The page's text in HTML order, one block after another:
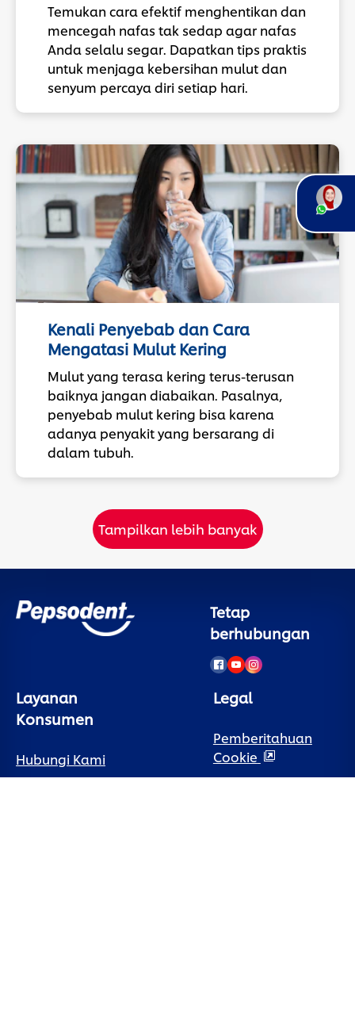
Temukan cara efektif menghentikan dan
mencegah nafas tak sedap agar nafas
Anda selalu segar. Dapatkan tips praktis
untuk menjaga kebersihan mulut dan
senyum percaya diri setiap hari.
Kenali Penyebab dan Cara
Mengatasi Mulut Kering
Mulut yang terasa kering terus-terusan
baiknya jangan diabaikan. Pasalnya,
penyebab mulut kering bisa karena
adanya penyakit yang bersarang di
dalam tubuh.
Tampilkan lebih banyak
Tetap
berhubungan
Layanan
Konsumen
Hubungi Kami
Legal
Pemberitahuan
Cookie